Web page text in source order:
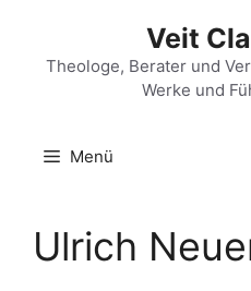
springen
Veit
Theologe, Berater und
Werke und
Menü
Ulrich